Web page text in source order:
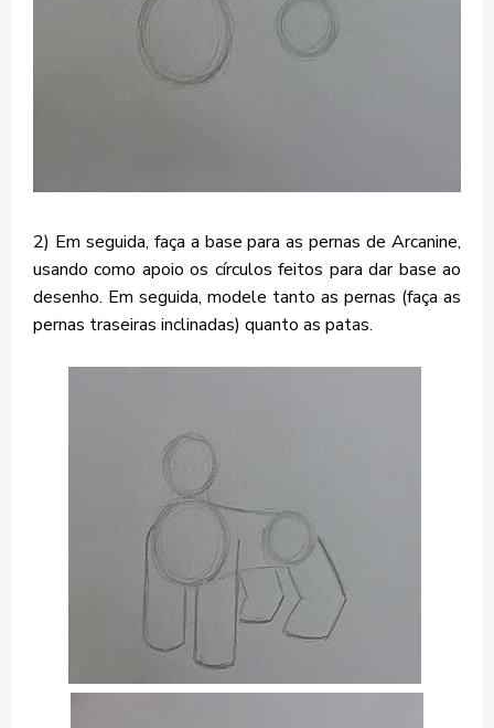
2) Em seguida, faça a base para as pernas de Arcanine,
usando como apoio os círculos feitos para dar base ao
desenho. Em seguida, modele tanto as pernas (faça as
pernas traseiras inclinadas) quanto as patas.